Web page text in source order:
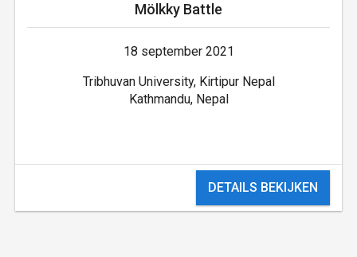
Mölkky Battle
18 september 2021
Tribhuvan University, Kirtipur Nepal
Kathmandu, Nepal
DETAILS BEKIJKEN